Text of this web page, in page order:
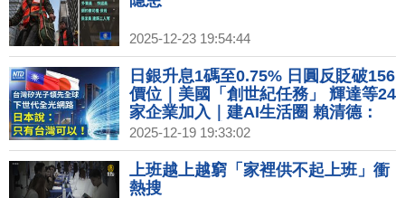
2025-12-23 19:54:44
日銀升息1碼至0.75% 日圓反貶破156
價位｜美國「創世紀任務」 輝達等24
家企業加入｜建AI生活圈 賴清德：
2040年為台育50萬AI人才｜高雄新百
貨商場齊發！日商三井百億投資建
LaLaport
2025-12-19 19:33:02
上班越上越窮「家裡供不起上班」衝
熱搜